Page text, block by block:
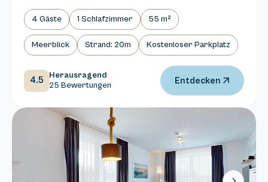
4 Gäste 1 Schlafzimmer 55 m²
Meerblick Strand: 20m Kostenloser Parkplatz
4.5
Herausragend
25 Bewertungen
Entdecken